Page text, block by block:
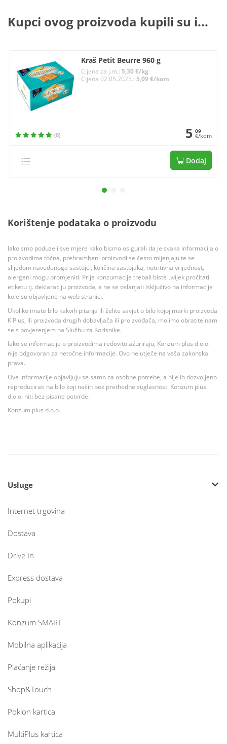
Kupci ovog proizvoda kupili su i...
Kraš Petit Beurre 960 g
Cijena za j.m.:5,30 €/kg
Cijena 02.05.2025.:5,09 €/kom
(8) 5 09
€/kom
Dodaj
Korištenje podataka o proizvodu
Iako smo poduzeli sve mjere kako bismo osigurali da je svaka informacija o
proizvodima točna, prehrambeni proizvodi se često mijenjaju te se
slijedom navedenoga sastojci, količina sastojaka, nutritivna vrijednost,
alergeni mogu promjeniti. Prije konzumacije trebali biste uvijek pročitati
etiketu tj. deklaraciju proizvoda, a ne se oslanjati isključivo na informacije
koje su objavljene na web stranici.
Ukoliko imate bilo kakvih pitanja ili želite savjet o bilo kojoj marki proizvoda
K Plus, ili proizvoda drugih dobavljača ili proizvođača, molimo obratite nam
se s povjerenjem na Službu za Korisnike.
Iako se informacije o proizvodima redovito ažuriraju, Konzum plus d.o.o.
nije odgovoran za netočne informacije. Ovo ne utječe na vaša zakonska
prava.
Ove informacije objavljuju se samo za osobne potrebe, a nije ih dozvoljeno
reproducirati na bilo koji način bez prethodne suglasnosti Konzum plus
d.o.o. niti bez pisane potvrde.
Konzum plus d.o.o.
Usluge
Internet trgovina
Dostava
Drive In
Express dostava
Pokupi
Konzum SMART
Mobilna aplikacija
Plaćanje režija
Shop&Touch
Poklon kartica
MultiPlus kartica